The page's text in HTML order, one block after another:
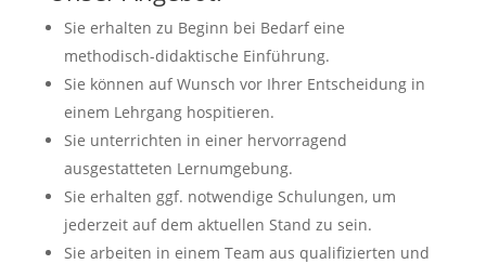
Sie erhalten zu Beginn bei Bedarf eine
methodisch-didaktische Einführung.
Sie können auf Wunsch vor Ihrer Entscheidung in
einem Lehrgang hospitieren.
Sie unterrichten in einer hervorragend
ausgestatteten Lernumgebung.
Sie erhalten ggf. notwendige Schulungen, um
jederzeit auf dem aktuellen Stand zu sein.
Sie arbeiten in einem Team aus qualifizierten und